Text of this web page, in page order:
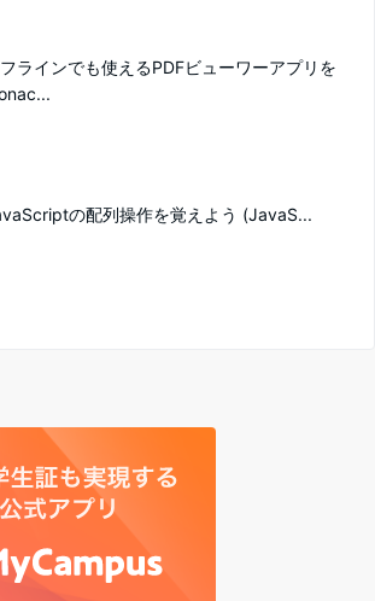
ラインでも使えるPDFビューワーアプリを
の配列操作を覚えよう (JavaS...